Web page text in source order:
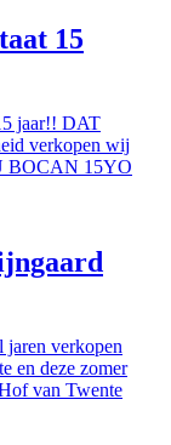
15
jaar!! DAT
verkopen wij
BOCAN 15YO
jaren verkopen
en deze zomer
van Twente